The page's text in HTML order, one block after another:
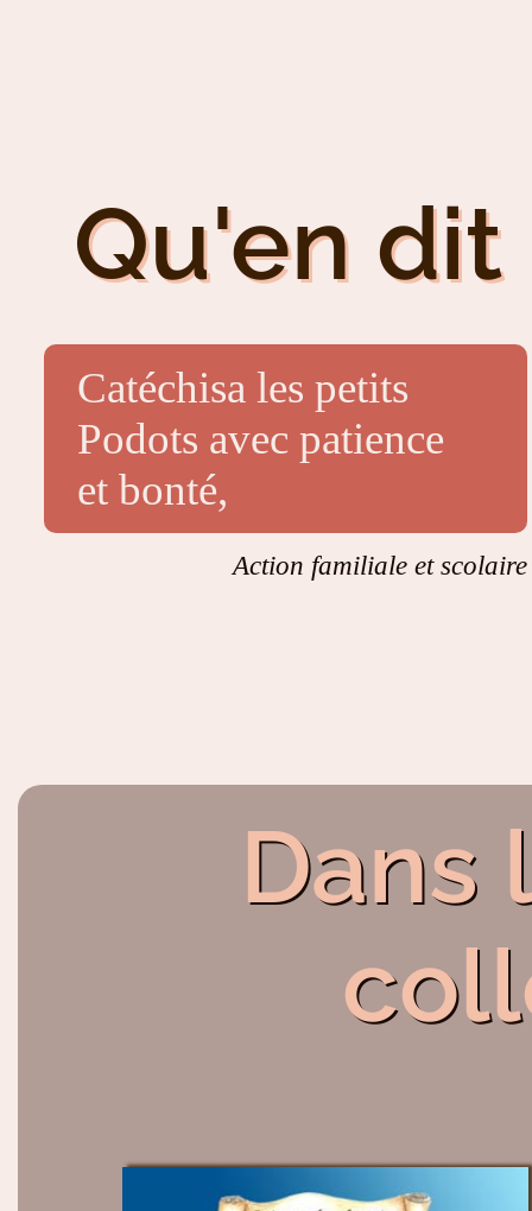
Qu'en dit
Catéchisa les petits
Podots avec patience
et bonté,
Action familiale et scolaire
Dans